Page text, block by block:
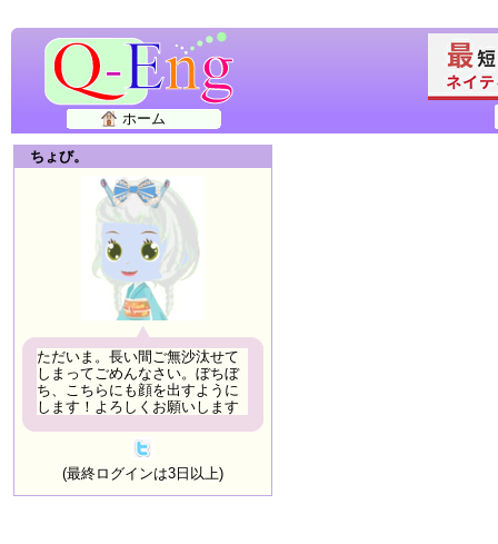
ホーム
ちょび。
ただいま。長い間ご無沙汰せて
しまってごめんなさい。ぼちぼ
ち、こちらにも顔を出すように
します！よろしくお願いします
(最終ログインは3日以上)